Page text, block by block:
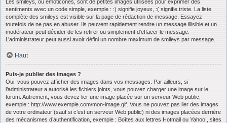
Les smileys, ou émoticônes, sont de petites images utilisées pour exprimer des
sentiments avec un code simple, exemple : :) signifie joyeux, :( signifie triste. La liste
complète des smileys est visible sur la page de rédaction de message. Essayez
toutefois de ne pas en abuser. Ils peuvent rapidement rendre un message illisible et un
modérateur peut décider de les retirer ou simplement d’effacer le message.
L’administrateur peut aussi avoir défini un nombre maximum de smileys par message.
Haut
Puis-je publier des images ?
Oui, vous pouvez afficher des images dans vos messages. Par ailleurs, si
l’administrateur a autorisé les fichiers joints, vous pouvez charger une image sur le
forum. Autrement, vous devez lier une image placée sur un serveur Web public,
exemple : http://www.exemple.com/mon-image.gif. Vous ne pouvez pas lier des images
de votre ordinateur (sauf si c’est un serveur Web public) ni des images placées derrière
des mécanismes d’authentification, exemple : Boîtes aux lettres Hotmail ou Yahoo!, sites